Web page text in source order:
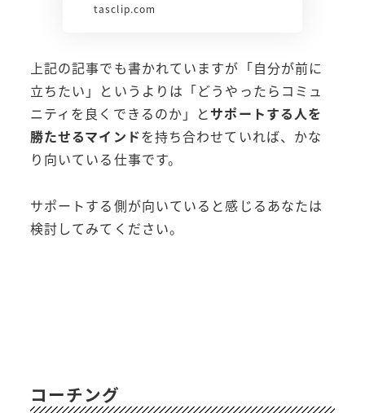
tasclip.com
上記の記事でも書かれていますが「自分が前に
立ちたい」というよりは「どうやったらコミュ
ニティを良くできるのか」とサポートする人を
勝たせるマインドを持ち合わせていれば、かな
り向いている仕事です。
サポートする側が向いていると感じるあなたは
検討してみてください。
コーチング